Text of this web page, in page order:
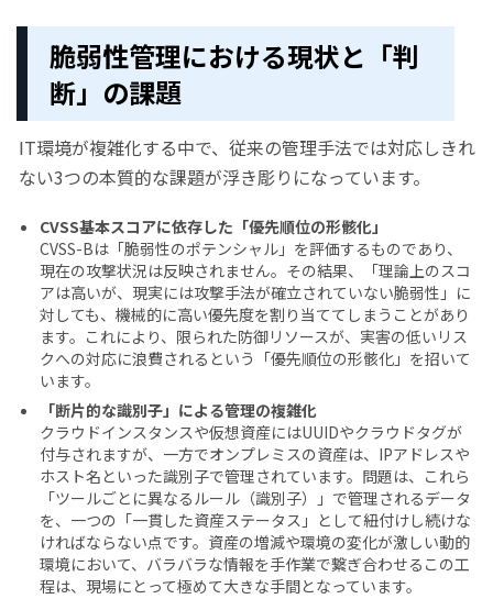
脆弱性管理における現状と「判
断」の課題
IT環境が複雑化する中で、従来の管理手法では対応しきれ
ない3つの本質的な課題が浮き彫りになっています。
CVSS基本スコアに依存した「優先順位の形骸化」
CVSS-Bは「脆弱性のポテンシャル」を評価するものであり、
現在の攻撃状況は反映されません。その結果、「理論上のスコ
アは高いが、現実には攻撃手法が確立されていない脆弱性」に
対しても、機械的に高い優先度を割り当ててしまうことがあり
ます。これにより、限られた防御リソースが、実害の低いリス
クへの対応に浪費されるという「優先順位の形骸化」を招いて
います。
「断片的な識別子」による管理の複雑化
クラウドインスタンスや仮想資産にはUUIDやクラウドタグが
付与されますが、一方でオンプレミスの資産は、IPアドレスや
ホスト名といった識別子で管理されています。問題は、これら
「ツールごとに異なるルール（識別子）」で管理されるデータ
を、一つの「一貫した資産ステータス」として紐付けし続けな
ければならない点です。資産の増減や環境の変化が激しい動的
環境において、バラバラな情報を手作業で繋ぎ合わせるこの工
程は、現場にとって極めて大きな手間となっています。